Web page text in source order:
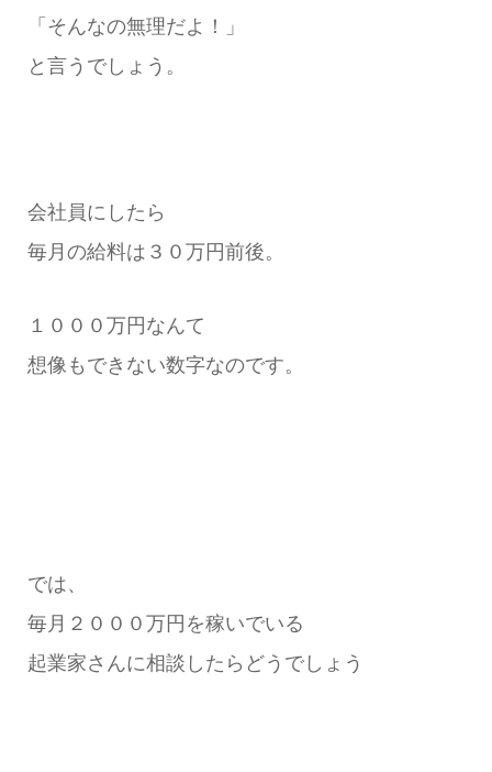
「そんなの無理だよ！」
と言うでしょう。
会社員にしたら
毎月の給料は３０万円前後。
１０００万円なんて
想像もできない数字なのです。
では、
毎月２０００万円を稼いでいる
起業家さんに相談したらどうでしょう